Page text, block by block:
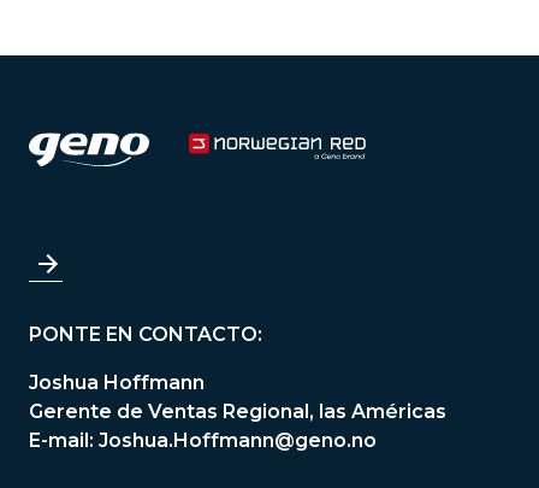
PONTE EN CONTACTO:
Joshua Hoffmann
Gerente de Ventas Regional, las Américas
E-mail: Joshua.Hoffmann@geno.no